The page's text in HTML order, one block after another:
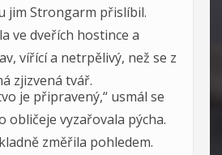
jim Strongarm přislíbil.
ve dveřích hostince a
vířící a netrpělivý, než se z
zjizvená tvář.
je připravený,“ usmál se
obličeje vyzařovala pýcha.
změřila pohledem.